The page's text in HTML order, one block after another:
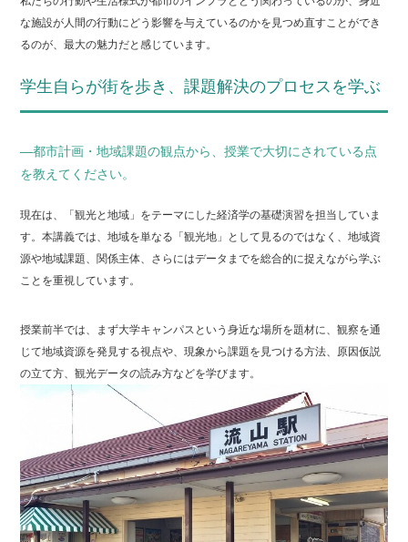
な施設が人間の行動にどう影響を与えているのかを見つめ直すことができ
るのが、最大の魅力だと感じています。
学生自らが街を歩き、課題解決のプロセスを学ぶ
―都市計画・地域課題の観点から、授業で大切にされている点
を教えてください。
現在は、「観光と地域」をテーマにした経済学の基礎演習を担当していま
す。本講義では、地域を単なる「観光地」として見るのではなく、地域資
源や地域課題、関係主体、さらにはデータまでを総合的に捉えながら学ぶ
ことを重視しています。
授業前半では、まず大学キャンパスという身近な場所を題材に、観察を通
じて地域資源を発見する視点や、現象から課題を見つける方法、原因仮説
の立て方、観光データの読み方などを学びます。